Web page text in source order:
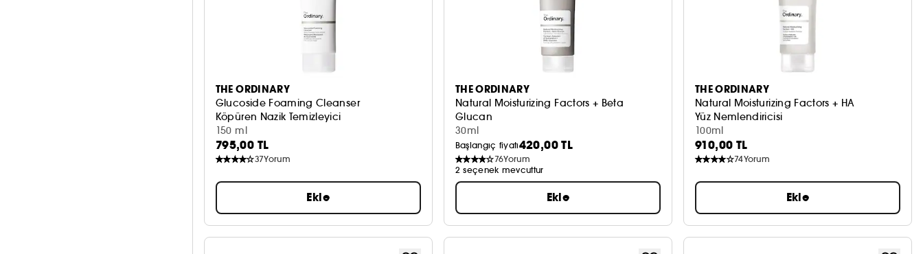
THE ORDINARY
Glucoside Foaming Cleanser
Köpüren Nazik Temizleyici
150 ml
795,00 TL
37Yorum
Ekle
THE ORDINARY
Natural Moisturizing Factors + Beta
Glucan
Hafif Yapılı Jel Nemlendirici
30ml
Başlangıç fiyatı420,00 TL
76Yorum
2 seçenek mevcuttur
Ekle
THE ORDINARY
Natural Moisturizing Factors + HA
Yüz Nemlendiricisi
100ml
910,00 TL
74Yorum
Ekle